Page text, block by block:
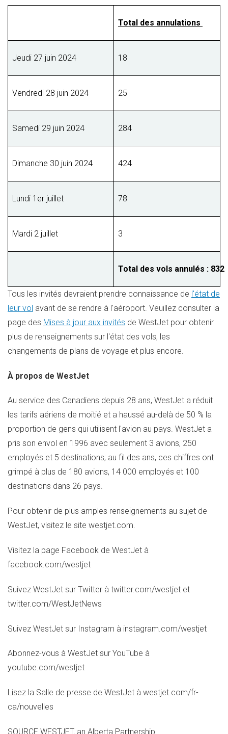
Total des annulations
Jeudi 27 juin 2024 18
Vendredi 28 juin 2024 25
Samedi 29 juin 2024 284
Dimanche 30 juin 2024424
Lundi 1er juillet 78
Mardi 2 juillet 3
Total des vols
Tous les invités devraient prendre connaissance de l'état de
leur vol avant de se rendre à l'aéroport. Veuillez consulter la
page des Mises à jour aux invités de WestJet pour obtenir
plus de renseignements sur l'état des vols, les
changements de plans de voyage et plus encore.
À propos de WestJet
Au service des Canadiens depuis 28 ans, WestJet a réduit
les tarifs aériens de moitié et a haussé au-delà de 50 % la
proportion de gens qui utilisent l'avion au pays. WestJet a
pris son envol en 1996 avec seulement 3 avions, 250
employés et 5 destinations; au fil des ans, ces chiffres ont
grimpé à plus de 180 avions, 14 000 employés et 100
destinations dans 26 pays.
Pour obtenir de plus amples renseignements au sujet de
WestJet, visitez le site westjet.com.
Visitez la page Facebook de WestJet à
facebook.com/westjet
Suivez WestJet sur Twitter à twitter.com/westjet et
twitter.com/WestJetNews
Suivez WestJet sur Instagram à instagram.com/westjet
Abonnez-vous à WestJet sur YouTube à
youtube.com/westjet
Lisez la Salle de presse de WestJet à westjet.com/fr-
ca/nouvelles
SOURCE WESTJET, an Alberta Partnership